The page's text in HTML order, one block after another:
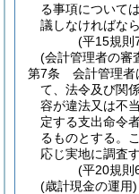
る事項について
議しなければなら
(平15規則
(会計管理者の審
第7条
会計管理者
て、法令及び関
容が違法又は不
定する支出命令
るものとする。
応じ実地に調査
(平20規則
(歳計現金の運用)